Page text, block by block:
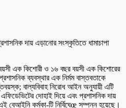
এক কিশোরী ও ১৬ বছর বয়সী এক কিশোরের
ব্যবস্থার এক নির্মম বাস্তবতাকে
বাল্যবিবাহ নিরোধ আইন অনুযায়ী এটি
দোহাই দিয়ে এবং প্রশাসনিক দায়
বেআইনি কর্মকা-টি নির্বিঘেœ সম্পন্ন হয়েছে।